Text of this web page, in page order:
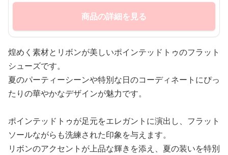
商品の詳細を見る
煌めく素材とリボンが美しいポインテッドトゥのフラット
シューズです。
夏のパーティーシーンや特別な日のコーディネートにぴっ
たりの華やかなデザインが魅力です。
ポインテッドトゥが足元をエレガントに演出し、フラット
ソールながらも洗練された印象を与えます。
リボンのアクセントが上品な輝きを添え、夏の装いを特別